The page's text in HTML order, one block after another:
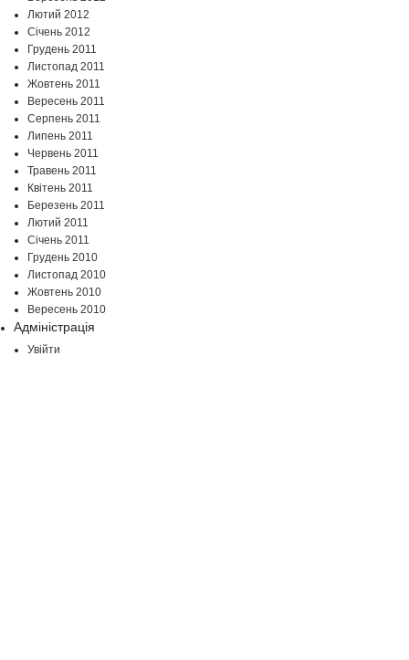
Лютий 2012
Січень 2012
Грудень 2011
Листопад 2011
Жовтень 2011
Вересень 2011
Серпень 2011
Липень 2011
Червень 2011
Травень 2011
Квітень 2011
Березень 2011
Лютий 2011
Січень 2011
Грудень 2010
Листопад 2010
Жовтень 2010
Вересень 2010
Адміністрація
Увійти